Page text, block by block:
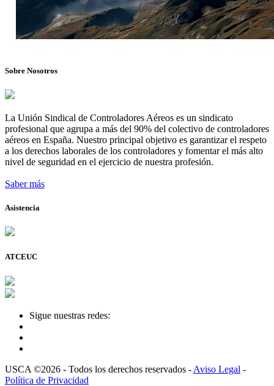
Sobre Nosotros
La Unión Sindical de Controladores Aéreos es un sindicato
profesional que agrupa a más del 90% del colectivo de controladores
aéreos en España. Nuestro principal objetivo es garantizar el respeto
a los derechos laborales de los controladores y fomentar el más alto
nivel de seguridad en el ejercicio de nuestra profesión.
Saber más
Asistencia
ATCEUC
Sigue nuestras redes:
USCA ©2026 - Todos los derechos reservados - Aviso Legal -
Política de Privacidad